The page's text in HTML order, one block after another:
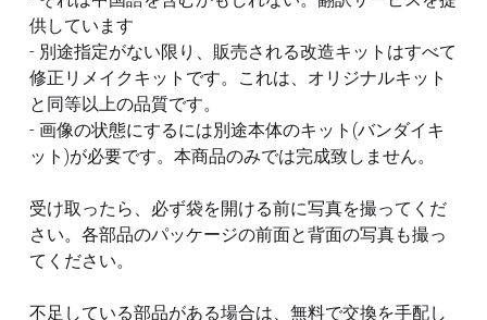
供しています
- 別途指定がない限り、販売される改造キットはすべて
修正リメイクキットです。これは、オリジナルキット
と同等以上の品質です。
- 画像の状態にするには別途本体のキット(バンダイキ
ット)が必要です。本商品のみでは完成致しません。
受け取ったら、必ず袋を開ける前に写真を撮ってくだ
さい。各部品のパッケージの前面と背面の写真も撮っ
てください。
不足している部品がある場合は、無料で交換を手配し